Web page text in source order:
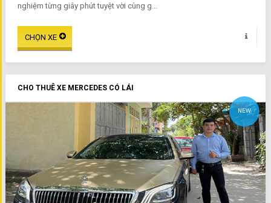
nghiệm từng giây phút tuyệt vời cùng g...
CHO THUÊ XE MERCEDES CÓ LÁI
NEW